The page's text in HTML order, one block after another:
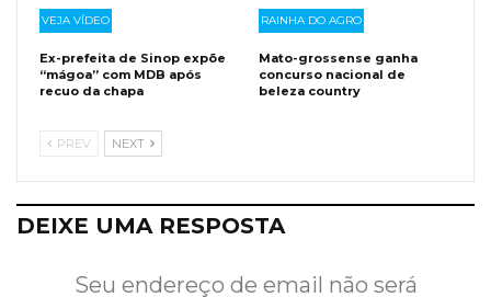
VEJA VÍDEO
Ex-prefeita de Sinop expõe
“mágoa” com MDB após
recuo da chapa
RAINHA DO AGRO
Mato-grossense ganha
concurso nacional de
beleza country
PREV NEXT
DEIXE UMA RESPOSTA
Seu endereço de email não será